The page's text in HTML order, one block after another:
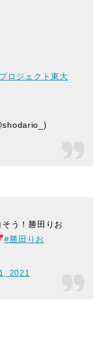
ロジェクト東大
う！勝田りお
#勝田りお
2021